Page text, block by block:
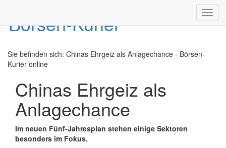
Sie befinden sich: Chinas Ehrgeiz als Anlagechance - Börsen-
Kurier online
Chinas Ehrgeiz als
Anlagechance
Im neuen Fünf-Jahresplan stehen einige Sektoren
besonders im Fokus.